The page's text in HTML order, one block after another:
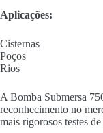
Aplicações:
Cisternas
Poços
Rios
A Bomba Submersa
reconhecimento no
mais rigorosos testes